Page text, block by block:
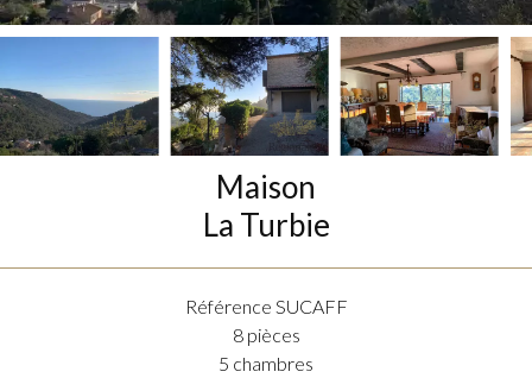
Maison
La Turbie
Référence SUCAFF
8 pièces
5 chambres